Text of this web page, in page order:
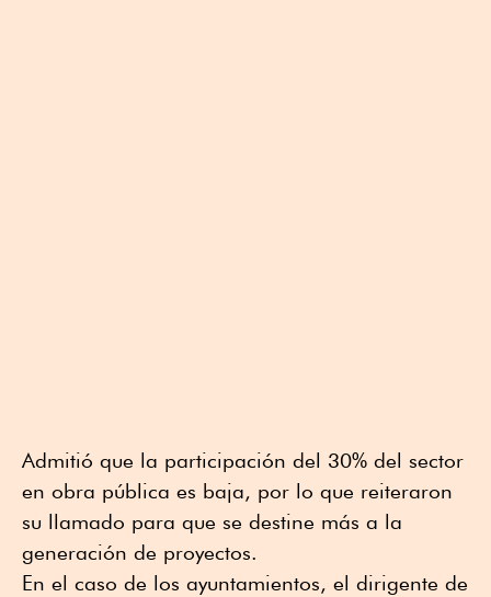
Admitió que la participación del 30% del sector
en obra pública es baja, por lo que reiteraron
su llamado para que se destine más a la
generación de proyectos.
En el caso de los ayuntamientos, el dirigente de